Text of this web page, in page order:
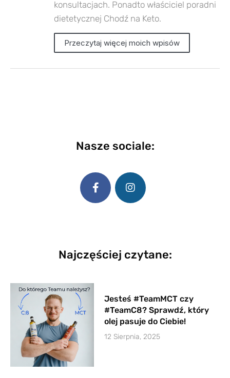
konsultacjach. Ponadto właściciel poradni
dietetycznej Chodź na Keto.
Przeczytaj więcej moich wpisów
Nasze sociale:
Najczęściej czytane:
Jesteś #TeamMCT czy
#TeamC8? Sprawdź, który
olej pasuje do Ciebie!
12 Sierpnia, 2025